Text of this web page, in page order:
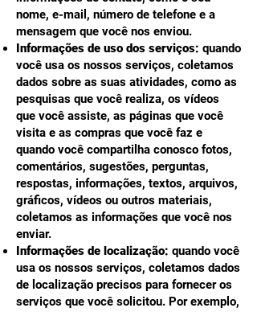
nome, e-mail, número de telefone e a
mensagem que você nos enviou.
Informações de uso dos serviços: quando
você usa os nossos serviços, coletamos
dados sobre as suas atividades, como as
pesquisas que você realiza, os vídeos
que você assiste, as páginas que você
visita e as compras que você faz e
quando você compartilha conosco fotos,
comentários, sugestões, perguntas,
respostas, informações, textos, arquivos,
gráficos, vídeos ou outros materiais,
coletamos as informações que você nos
enviar.
Informações de localização: quando você
usa os nossos serviços, coletamos dados
de localização precisos para fornecer os
serviços que você solicitou. Por exemplo,